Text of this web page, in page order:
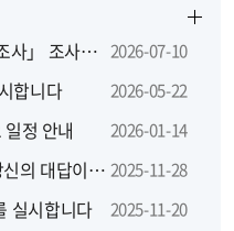
「2025년 기준 부산환경산업조사」 조사요원을 모집합니다. 2026-07-10
합니다 2026-05-22
정 안내 2026-01-14
★ 2025 농림어업총조사 ★ 당신의 대답이 대한민국의 농산어촌에 좋은 답이 됩니다 2025-11-28
실시합니다 2025-11-20